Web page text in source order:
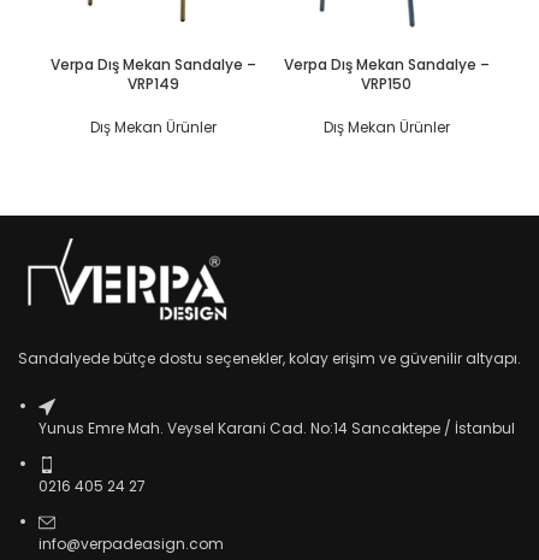
Verpa Dış Mekan Sandalye –
VRP149
Dış Mekan Ürünler
Verpa Dış Mekan Sandalye –
VRP150
Dış Mekan Ürünler
Sandalyede bütçe dostu seçenekler, kolay erişim ve güvenilir altyapı.
Yunus Emre Mah. Veysel Karani Cad. No:14 Sancaktepe / İstanbul
0216 405 24 27
info@verpadeasign.com